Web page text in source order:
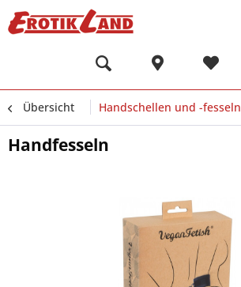
Übersicht Handschellen und -fesseln
Handfesseln